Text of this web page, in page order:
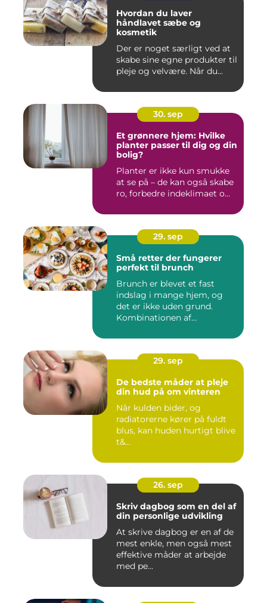
Hvordan du laver
håndlavet sæbe og
kosmetik
Der er noget særligt ved at
skabe sine egne produkter til
pleje og velvære. Når du...
30. sep
Et grønnere hjem: Hvilke
planter passer til dig og din
bolig?
Planter er ikke kun smukke
at se på – de kan også skabe
ro, forbedre indeklimaet o...
29. sep
Små retter der fungerer
perfekt til brunch
Brunch er blevet et fast
indslag i mange hjem, og
det er ikke uden grund.
Kombinationen af
29. sep
De bedste måder at pleje
din hud på om vinteren
Når kulden bider, og
radiatorerne kører på fuldt
blus, kan huden hurtigt blive
t&...
26. sep
Skriv dagbog som en del af
din personlige udvikling
At skrive dagbog er en af de
mest enkle, men også mest
effektive måder at arbejde
med pe...